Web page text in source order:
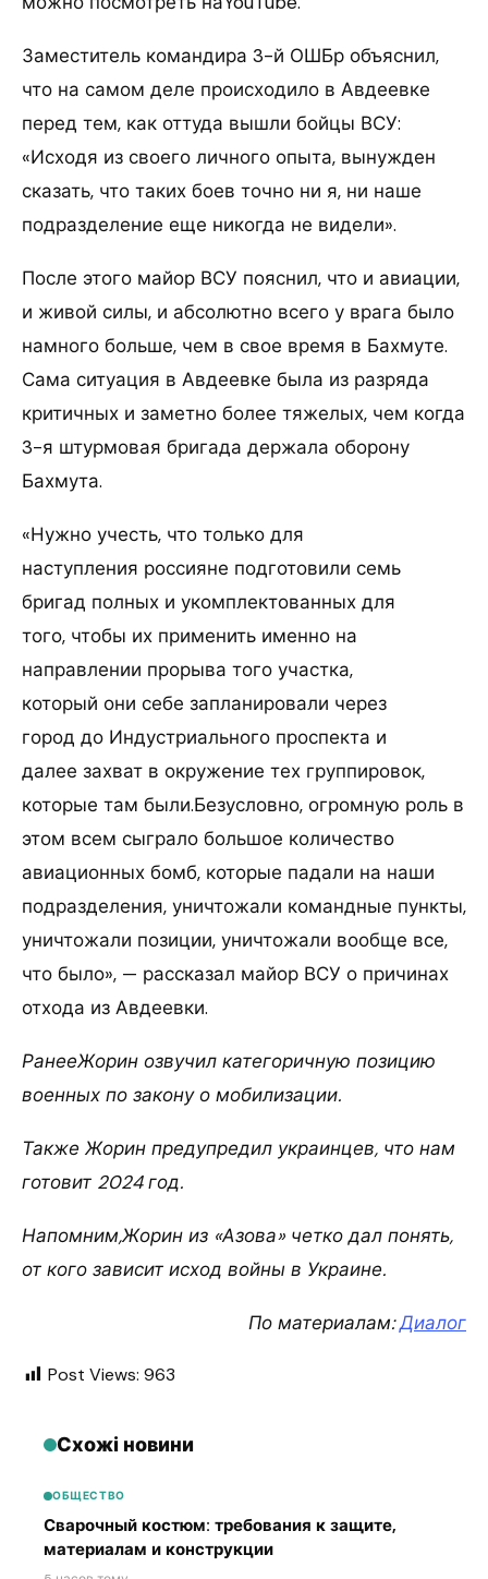
Заместитель командира 3-й ОШБр объяснил,
что на самом деле происходило в Авдеевке
перед тем, как оттуда вышли бойцы ВСУ:
«Исходя из своего личного опыта, вынужден
сказать, что таких боев точно ни я, ни наше
подразделение еще никогда не видели».
После этого майор ВСУ пояснил, что и авиации,
и живой силы, и абсолютно всего у врага было
намного больше, чем в свое время в Бахмуте.
Сама ситуация в Авдеевке была из разряда
критичных и заметно более тяжелых, чем когда
3-я штурмовая бригада держала оборону
Бахмута.
«Нужно учесть, что только для
наступления россияне подготовили семь
бригад полных и укомплектованных для
того, чтобы их применить именно на
направлении прорыва того участка,
который они себе запланировали через
город до Индустриального проспекта и
далее захват в окружение тех группировок,
которые там были.Безусловно, огромную роль в
этом всем сыграло большое количество
авиационных бомб, которые падали на наши
подразделения, уничтожали командные пункты,
уничтожали позиции, уничтожали вообще все,
что было», — рассказал майор ВСУ о причинах
отхода из Авдеевки.
РанееЖорин озвучил категоричную позицию
военных по закону о мобилизации.
Также Жорин предупредил украинцев, что нам
готовит 2024 год.
Напомним,Жорин из «Азова» четко дал понять,
от кого зависит исход войны в Украине.
По материалам:Диалог
Post Views: 963
Схожі новини
ОБЩЕСТВО
Сварочный костюм: требования к защите,
материалам и конструкции